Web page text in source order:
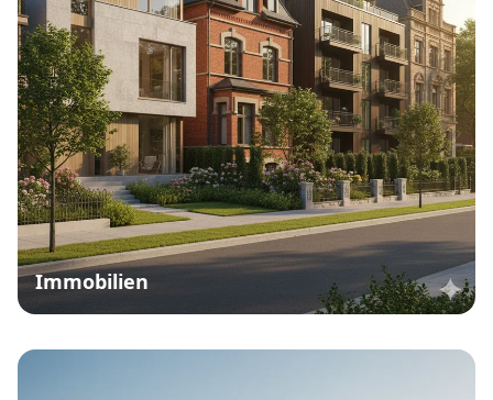
Immobilien